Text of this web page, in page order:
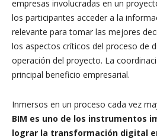
empresas involucradas en un
los participantes acceder a la
relevante para tomar las mejores
los aspectos críticos del proceso de
operación del proyecto. La
principal beneficio empresarial.
Inmersos en un proceso cada vez
BIM es uno de los instrumentos
lograr la transformación digital